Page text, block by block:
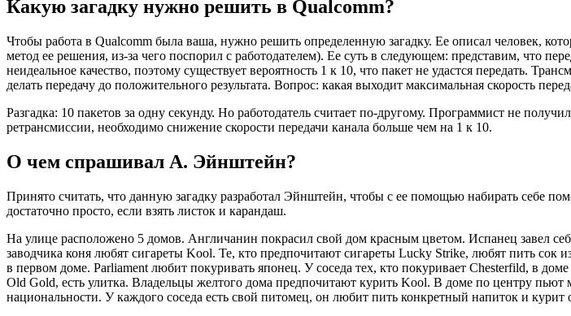
Какую загадку нужно решить в Qualcomm?
Чтобы работа в Qualcomm была ваша, нужно решить определенную загадку. Ее описал человек,
метод ее решения, из-за чего поспорил с работодателем). Ее суть в следующем: представим, что
неидеальное качество, поэтому существует вероятность 1 к 10, что пакет не удастся передать.
делать передачу до положительного результата. Вопрос: какая выходит максимальная скорость
Разгадка: 10 пакетов за одну секунду. Но работодатель считает по-другому. Программист не
ретрансмиссии, необходимо снижение скорости передачи канала больше чем на 1 к 10.
О чем спрашивал А. Эйнштейн?
Принято считать, что данную загадку разработал Эйнштейн, чтобы с ее помощью набирать себе
достаточно просто, если взять листок и карандаш.
На улице расположено 5 домов. Англичанин покрасил свой дом красным цветом. Испанец завел
заводчика коня любят сигареты Kool. Те, кто предпочитают сигареты Lucky Strike, любят пить сок
в первом доме. Parliament любит покуривать японец. У соседа тех, кто покуривает Chesterfild, в
Old Gold, есть улитка. Владельцы желтого дома предпочитают курить Kool. В доме по центру
национальности. У каждого соседа есть свой питомец, он любит пить конкретный напиток и курит